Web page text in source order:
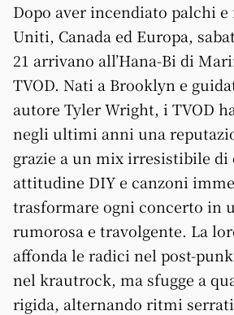
Dopo aver incendiato palchi
Uniti, Canada ed Europa,
21 arrivano all’Hana-Bi di
TVOD. Nati a Brooklyn e
autore Tyler Wright, i TVOD
negli ultimi anni una
grazie a un mix irresistibile di
attitudine DIY e canzoni
trasformare ogni concerto in
rumorosa e travolgente. La
affonda le radici nel post-
nel krautrock, ma sfugge a
rigida, alternando ritmi